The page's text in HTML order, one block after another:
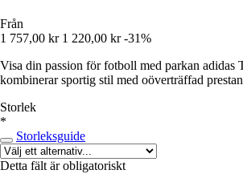
Från
1 757,00 kr 1 220,00 kr -31%
Visa din passion för fotboll med parkan adidas
kombinerar sportig stil med oöverträffad
Storlek
*
Storleksguide
Detta fält är obligatoriskt